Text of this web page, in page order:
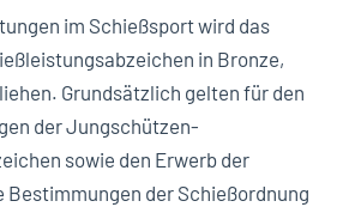
im Schießsport wird das
in Bronze,
Grundsätzlich gelten für den
der Jungschützen-
sowie den Erwerb der
Bestimmungen der Schießordnung